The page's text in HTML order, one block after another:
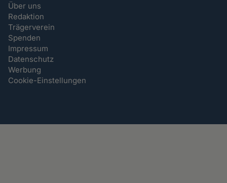
Über uns
Redaktion
Trägerverein
Spenden
Impressum
Datenschutz
Werbung
Cookie-Einstellungen